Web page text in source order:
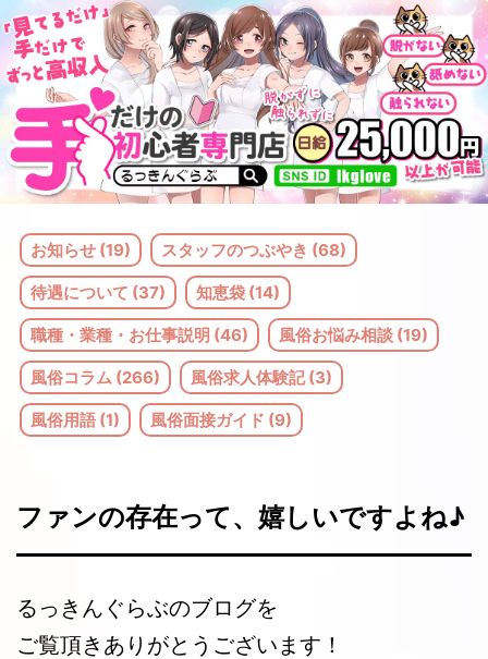
コ
ン
テ
ン
ツ
へ
ス
キ
プ
お知らせ (19) スタッフのつぶやき (68)
待遇について (37) 知恵袋 (14)
職種・業種・お仕事説明 (46) 風俗お悩み相談 (19)
風俗コラム (266) 風俗求人体験記 (3)
風俗用語 (1) 風俗面接ガイド (9)
ファンの存在って、嬉しいですよね♪
るっきんぐらぶのブログを
ご覧頂きありがとうございます！